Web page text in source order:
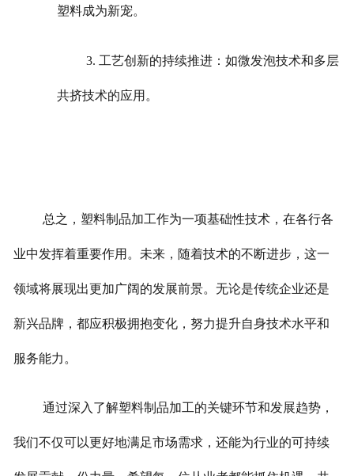
塑料成为新宠。
3. 工艺创新的持续推进：如微发泡技术和多层
共挤技术的应用。
总之，塑料制品加工作为一项基础性技术，在各行各
业中发挥着重要作用。未来，随着技术的不断进步，这一
领域将展现出更加广阔的发展前景。无论是传统企业还是
新兴品牌，都应积极拥抱变化，努力提升自身技术水平和
服务能力。
通过深入了解塑料制品加工的关键环节和发展趋势，
我们不仅可以更好地满足市场需求，还能为行业的可持续